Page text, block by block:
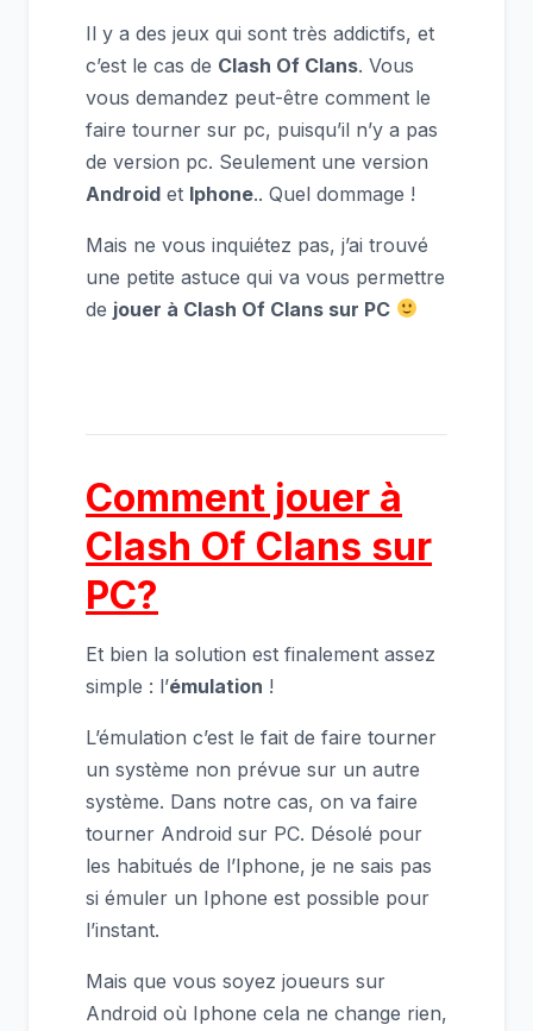
Il y a des jeux qui sont très addictifs, et
c’est le cas de Clash Of Clans. Vous
vous demandez peut-être comment le
faire tourner sur pc, puisqu’il n’y a pas
de version pc. Seulement une version
Android et Iphone.. Quel dommage !
Mais ne vous inquiétez pas, j’ai trouvé
une petite astuce qui va vous permettre
de jouer à Clash Of Clans sur PC
Comment jouer à
Clash Of Clans sur
PC?
Et bien la solution est finalement assez
simple : l’émulation !
L’émulation c’est le fait de faire tourner
un système non prévue sur un autre
système. Dans notre cas, on va faire
tourner Android sur PC. Désolé pour
les habitués de l’Iphone, je ne sais pas
si émuler un Iphone est possible pour
l’instant.
Mais que vous soyez joueurs sur
Android où Iphone cela ne change rien,